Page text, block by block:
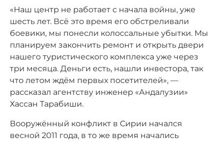
«Наш центр не работает с начала войны, уже
шесть лет. Всё это время его обстреливали
боевики, мы понесли колоссальные убытки. Мы
планируем закончить ремонт и открыть двери
нашего туристического комплекса уже через
три месяца. Деньги есть, нашли инвестора, так
что летом ждём первых посетителей», —
рассказал агентству инженер «Андалузии»
Хассан Тарабиши.
Вооружённый конфликт в Сирии начался
весной 2011 года, в то же время начались